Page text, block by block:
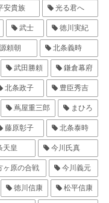
安貴族 光る君へ
武士 徳川実紀
源頼朝 北条義時
武田勝頼 鎌倉幕府
北条政子 豊臣秀吉
蔦屋重三郎 まひろ
藤原彰子 北条泰時
天皇 今川氏真
ヶ原の合戦 今川義元
徳川信康 松平信康